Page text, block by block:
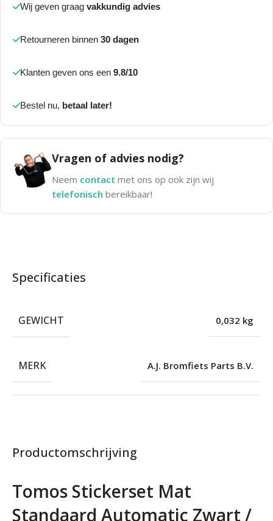
Wij geven graag vakkundig advies
Retourneren binnen 30 dagen
Klanten geven ons een 9.8/10
Bestel nu, betaal later!
Vragen of advies nodig?
Neem contact met ons op ook zijn wij
telefonisch bereikbaar!
Productomschrijving
Tomos Stickerset Mat
Standaard Automatic Zwart /
Specificaties
GEWICHT 0,032 kg
MERK A.J. Bromfiets Parts B.V.